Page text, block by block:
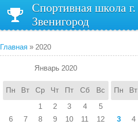
Спортивная школа г.
Звенигород
Главная » 2020
Январь 2020
Пн Вт Ср Чт Пт Сб
Вс
1
2 3 4
5
6
7 8 9 10 11
12
Пн Вт
3
4